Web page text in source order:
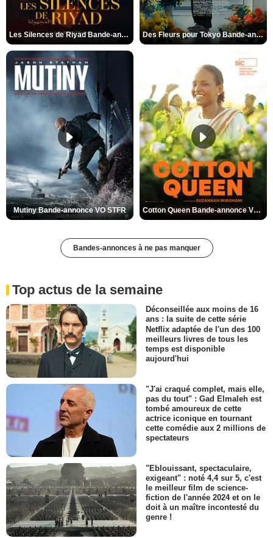
Les Silences de Riyad Bande-annonce VO STFR Des Fleurs pour Tokyo Bande-annonce VO STFR
Mutiny Bande-annonce VO STFR Cotton Queen Bande-annonce VO STFR
Bandes-annonces à ne pas manquer
Top actus de la semaine
Déconseillée aux moins de 16
ans : la suite de cette série
Netflix adaptée de l'un des 100
meilleurs livres de tous les
temps est disponible
aujourd'hui
"J'ai craqué complet, mais elle,
pas du tout" : Gad Elmaleh est
tombé amoureux de cette
actrice iconique en tournant
cette comédie aux 2 millions de
spectateurs
"Eblouissant, spectaculaire,
exigeant" : noté 4,4 sur 5, c'est
le meilleur film de science-
fiction de l'année 2024 et on le
doit à un maître incontesté du
genre !